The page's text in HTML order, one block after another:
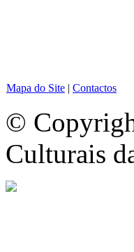
Mapa do Site | Contactos
©
Culturais